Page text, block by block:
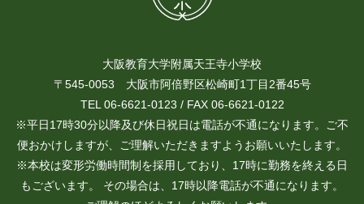
大阪教育大学附属天王寺小学校
〒545-0053 大阪市阿倍野区松崎町1丁目2番45号
TEL 06-6621-0123 / FAX 06-6621-0122
※平日17時30分以降及び休日祝日は電話が不通になります。ご不
便おかけしますが、ご理解いただきますようお願いいたします。
※本校は変形労働時間制を採用しており、17時に勤務を終える日
もございます。 その場合は、17時以降電話が不通になります。